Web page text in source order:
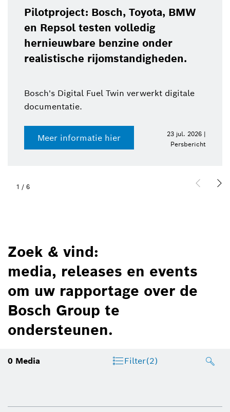
Pilotproject: Bosch, Toyota, BMW
en Repsol testen volledig
hernieuwbare benzine onder
realistische rijomstandigheden.
Bosch's Digital Fuel Twin verwerkt digitale
documentatie.
Meer informatie hier
23 jul. 2026 |
Persbericht
1 / 6
Zoek & vind:
media, releases en events
om uw rapportage over de
Bosch Group te
ondersteunen.
0 Media Filter(2)